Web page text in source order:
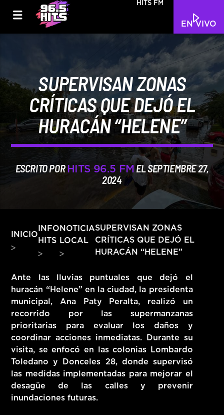
EN VIVO
HITS FM
HITS – 96.5 FM
HITS
SUPERVISAN ZONAS
CRÍTICAS QUE DEJÓ EL
HURACÁN “HELENE”
ESCRITO POR HITS 96.5 FM EL SEPTIEMBRE 27,
2024
INICIO
INFO
HITS
NOTICIA
LOCAL
SUPERVISAN ZONAS
CRÍTICAS QUE DEJÓ EL
HURACÁN “HELENE”
Ante las lluvias puntuales que dejó el
huracán “Helene” en la ciudad, la presidenta
municipal, Ana Paty Peralta, realizó un
recorrido por las supermanzanas
prioritarias para evaluar los daños y
coordinar acciones inmediatas. Durante su
visita, se enfocó en las colonias Lombardo
Toledano y Donceles 28, donde supervisó
las medidas implementadas para mejorar el
desagüe de las calles y prevenir
inundaciones futuras.